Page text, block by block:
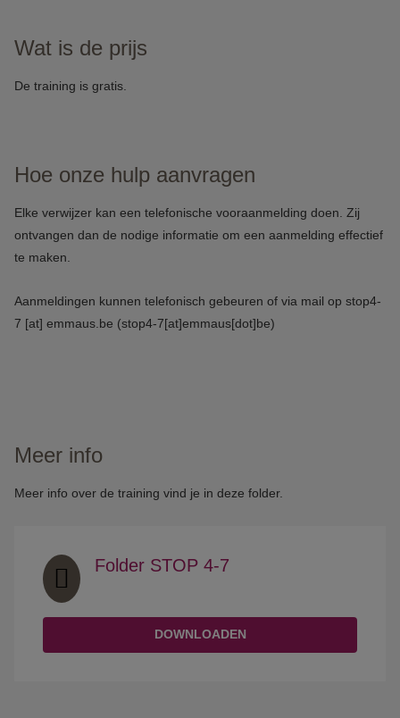
Wat is de prijs
De training is gratis.
Hoe onze hulp aanvragen
Elke verwijzer kan een telefonische vooraanmelding doen. Zij
ontvangen dan de nodige informatie om een aanmelding effectief
te maken.
Aanmeldingen kunnen telefonisch gebeuren of via mail op stop4-
7 [at] emmaus.be (stop4-7[at]emmaus[dot]be)
Meer info
Meer info over de training vind je in deze folder.
Folder STOP 4-7
DOWNLOADEN